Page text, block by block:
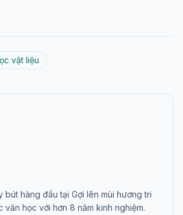
vật liệu
bút hàng đầu tại Gợi lên mùi hương tri
văn học với hơn 8 năm kinh nghiệm.